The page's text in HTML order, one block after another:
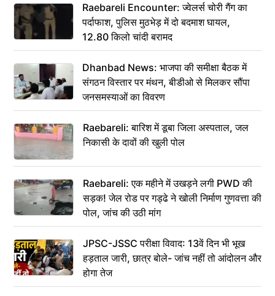
Raebareli Encounter: ज्वेलर्स चोरी गैंग का
पर्दाफाश, पुलिस मुठभेड़ में दो बदमाश घायल,
12.80 किलो चांदी बरामद
Dhanbad News: भाजपा की समीक्षा बैठक में
संगठन विस्तार पर मंथन, बीडीओ से मिलकर सौंपा
जनसमस्याओं का विवरण
Raebareli: बारिश में डूबा जिला अस्पताल, जल
निकासी के दावों की खुली पोल
Raebareli: एक महीने में उखड़ने लगी PWD की
सड़क! जेल रोड पर गड्ढे ने खोली निर्माण गुणवत्ता की
पोल, जांच की उठी मांग
JPSC-JSSC परीक्षा विवाद: 13वें दिन भी भूख
हड़ताल जारी, छात्र बोले- जांच नहीं तो आंदोलन और
होगा तेज